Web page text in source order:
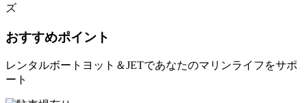
ズ
おすすめポイント
レンタルボートヨット＆JETであなたのマリンライフをサポ
ート